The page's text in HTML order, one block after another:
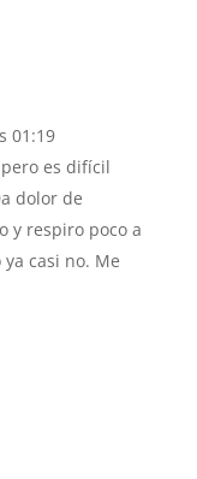
01:19
es difícil
dolor de
y respiro poco a
ya casi no. Me